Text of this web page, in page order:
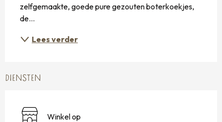
zelfgemaakte, goede pure gezouten boterkoekjes,
de...
Lees verder
DIENSTEN
Winkel op